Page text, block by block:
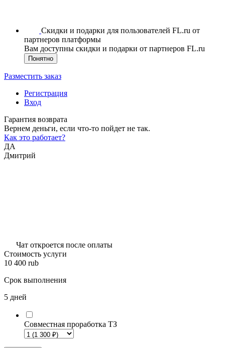
Скидки и подарки для пользователей FL.ru от
партнеров платформы
Вам доступны скидки и подарки от партнеров FL.ru
Понятно
Разместить заказ
Регистрация
Вход
Гарантия возврата
Вернем деньги, если что-то пойдет не так.
Как это работает?
ДА
Дмитрий
Чат откроется после оплаты
Стоимость услуги
10 400 rub
Срок выполнения
5 дней
Совместная проработка ТЗ